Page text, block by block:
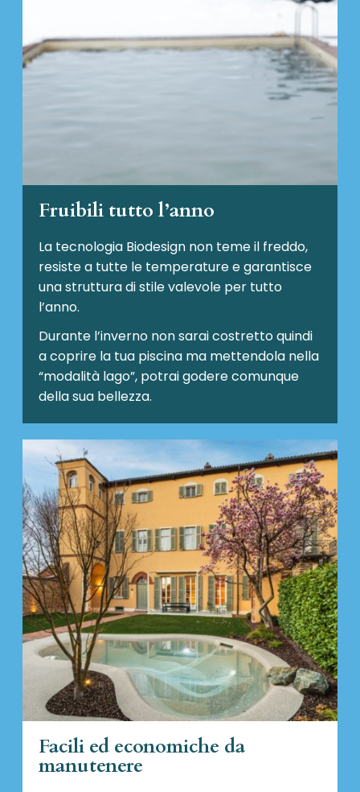
Fruibili tutto l’anno
La tecnologia Biodesign non teme il freddo,
resiste a tutte le temperature e garantisce
una struttura di stile valevole per tutto
l’anno.
Durante l’inverno non sarai costretto quindi
a coprire la tua piscina ma mettendola nella
“modalità lago”, potrai godere comunque
della sua bellezza.
Facili ed economiche da
manutenere